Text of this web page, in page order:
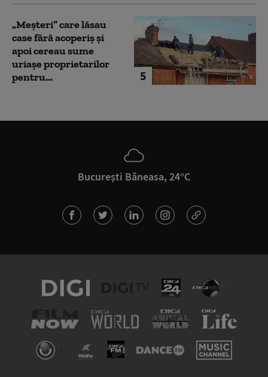
5
„Meșteri” care lăsau
case fără acoperiș și
apoi cereau sume
uriașe proprietarilor
pentru...
București Băneasa, 24°C